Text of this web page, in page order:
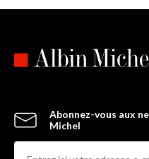
Abonnez-vous aux
Michel